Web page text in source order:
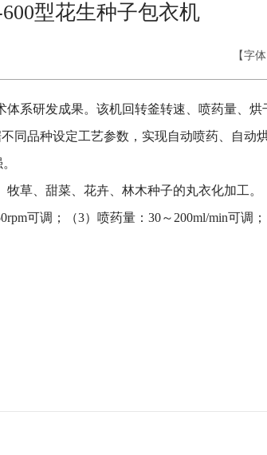
型花生种子包衣机
【字
系研发成果。该机回转釜转速、喷药量、烘
同品种设定工艺参数，实现自动喷药、自动
草、甜菜、花卉、林木种子的丸衣化加工。
可调；（3）喷药量： 30～ 200ml/min可调；